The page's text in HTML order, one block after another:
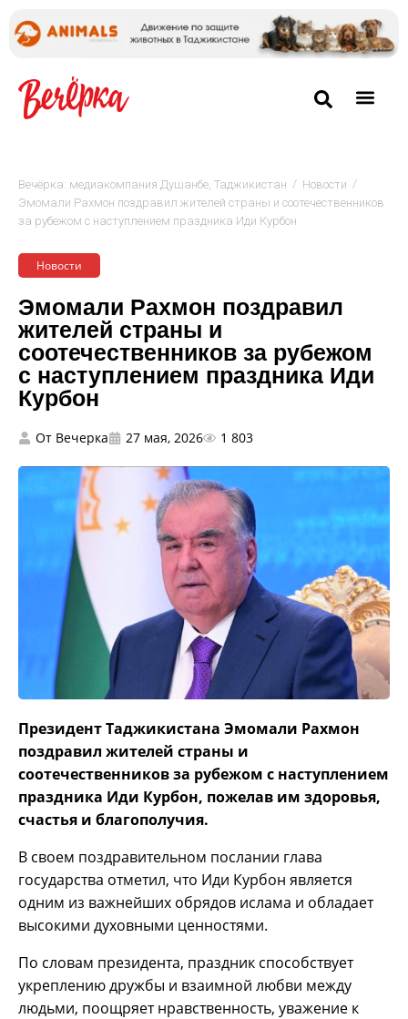
Вечёрка: медиакомпания Душанбе, Таджикистан / Новости /
Эмомали Рахмон поздравил жителей страны и соотечественников
за рубежом с наступлением праздника Иди Курбон
Новости
Эмомали Рахмон поздравил
жителей страны и
соотечественников за рубежом
с наступлением праздника Иди
Курбон
От Вечерка 27 мая, 2026 1 803
Президент Таджикистана Эмомали Рахмон
поздравил жителей страны и
соотечественников за рубежом с наступлением
праздника Иди Курбон, пожелав им здоровья,
счастья и благополучия.
В своем поздравительном послании глава
государства отметил, что Иди Курбон является
одним из важнейших обрядов ислама и обладает
высокими духовными ценностями.
По словам президента, праздник способствует
укреплению дружбы и взаимной любви между
людьми, поощряет нравственность, уважение к